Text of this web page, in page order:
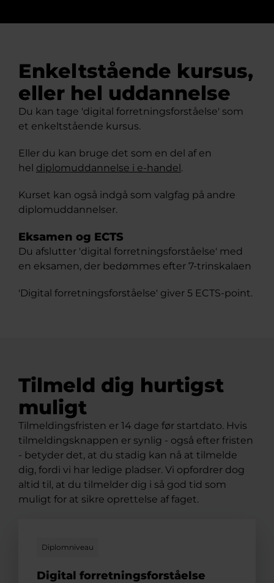
Enkeltstående kursus,
eller hel uddannelse
Du kan tage 'digital forretningsforståelse' som
et enkeltstående kursus.
Eller du kan bruge det som en del af en
hel diplomuddannelse i e-handel.
Kurset kan også indgå som valgfag på andre
diplomuddannelser.
Eksamen og ECTS
Du afslutter 'digital forretningsforståelse' med
en eksamen, der bedømmes efter 7-trinskalaen
'Digital forretningsforståelse' giver 5 ECTS-point.
Tilmeld dig hurtigst
muligt
Tilmeldingsfristen er 14 dage før startdato. Hvis
tilmeldingsknappen er synlig - også efter fristen
- betyder det, at du stadig kan nå at tilmelde
dig, fordi vi har ledige pladser. Vi opfordrer dog
altid til, at du tilmelder dig i så god tid som
muligt for at sikre oprettelse af faget.
Diplomniveau
Digital forretningsforståelse